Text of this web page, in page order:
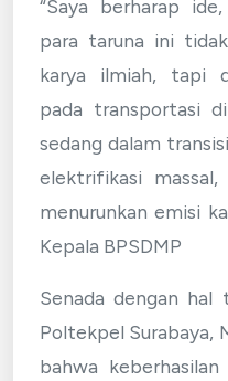
“Saya berharap
para taruna ini
karya ilmiah, tapi
pada transportasi
sedang dalam
elektrifikasi
menurunkan emisi
Kepala BPSDMP
Senada dengan
Poltekpel Surabaya,
bahwa